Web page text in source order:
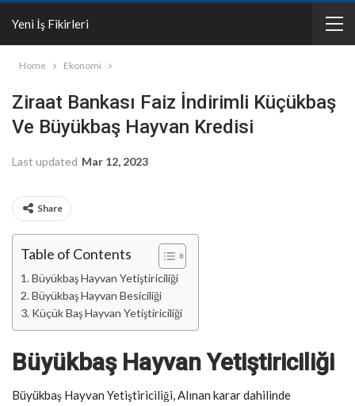
Yeni İş Fikirleri
Home Ekonomi
Ziraat Bankası Faiz İndirimli Küçükbaş
Ve Büyükbaş Hayvan Kredisi
Last updated Mar 12, 2023
Share
Table of Contents
Büyükbaş Hayvan Yetiştiriciliği
Büyükbaş Hayvan Besiciliği
Küçük Baş Hayvan Yetiştiriciliği
Büyükbaş Hayvan Yetiştiriciliği
Büyükbaş Hayvan Yetiştiriciliği, Alınan karar dahilinde